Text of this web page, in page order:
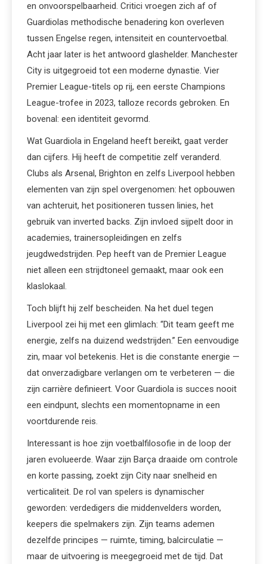
en onvoorspelbaarheid. Critici vroegen zich af of
Guardiolas methodische benadering kon overleven
tussen Engelse regen, intensiteit en countervoetbal.
Acht jaar later is het antwoord glashelder. Manchester
City is uitgegroeid tot een moderne dynastie. Vier
Premier League-titels op rij, een eerste Champions
League-trofee in 2023, talloze records gebroken. En
bovenal: een identiteit gevormd.
Wat Guardiola in Engeland heeft bereikt, gaat verder
dan cijfers. Hij heeft de competitie zelf veranderd.
Clubs als Arsenal, Brighton en zelfs Liverpool hebben
elementen van zijn spel overgenomen: het opbouwen
van achteruit, het positioneren tussen linies, het
gebruik van inverted backs. Zijn invloed sijpelt door in
academies, trainersopleidingen en zelfs
jeugdwedstrijden. Pep heeft van de Premier League
niet alleen een strijdtoneel gemaakt, maar ook een
klaslokaal.
Toch blijft hij zelf bescheiden. Na het duel tegen
Liverpool zei hij met een glimlach: “Dit team geeft me
energie, zelfs na duizend wedstrijden.” Een eenvoudige
zin, maar vol betekenis. Het is die constante energie —
dat onverzadigbare verlangen om te verbeteren — die
zijn carrière definieert. Voor Guardiola is succes nooit
een eindpunt, slechts een momentopname in een
voortdurende reis.
Interessant is hoe zijn voetbalfilosofie in de loop der
jaren evolueerde. Waar zijn Barça draaide om controle
en korte passing, zoekt zijn City naar snelheid en
verticaliteit. De rol van spelers is dynamischer
geworden: verdedigers die middenvelders worden,
keepers die spelmakers zijn. Zijn teams ademen
dezelfde principes — ruimte, timing, balcirculatie —
maar de uitvoering is meegegroeid met de tijd. Dat